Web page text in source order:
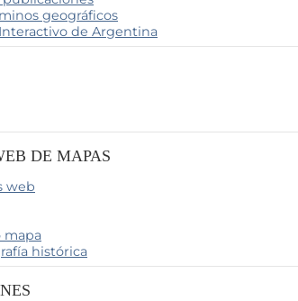
geográficos
de Argentina
DE MAPAS
web
mapa
histórica